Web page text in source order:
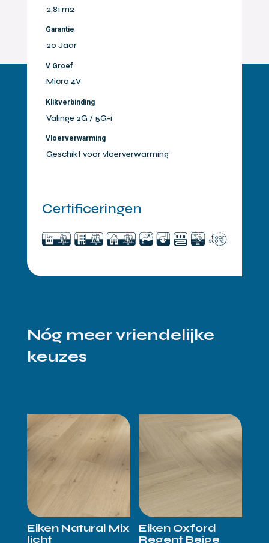
2,81 m2
Garantie
20 Jaar
V Groef
Micro 4V
Klikverbinding
Valinge 2G / 5G-i
Vloerverwarming
Geschikt voor vloerverwarming
Certificeringen
Nóg meer vriendelijke
keuzes
Eiken Natural Mix
licht
Eiken Oxford
Regent Beige